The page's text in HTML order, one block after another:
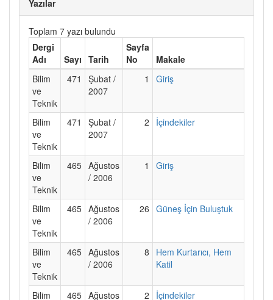
Yazılar
Toplam 7 yazı bulundu
Dergi
Adı
Sayı Tarih
Sayfa
No
Makale
Bilim
ve
Teknik
471
Şubat /
2007
1 Giriş
Bilim
ve
Teknik
471
Şubat /
2007
2 İçindekiler
Bilim
ve
Teknik
465 Ağustos
/ 2006
1 Giriş
Bilim
ve
Teknik
465 Ağustos
/ 2006
26 Güneş İçin Buluştuk
Bilim
ve
Teknik
465 Ağustos
/ 2006
8
Hem Kurtarıcı, Hem
Katil
Bilim 465 Ağustos 2 İçindekiler